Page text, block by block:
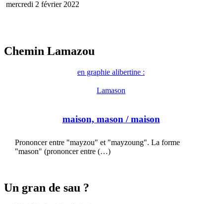
mercredi 2 février 2022
Chemin Lamazou
en graphie alibertine :
Lamason
maison, mason / maison
Prononcer entre "mayzou" et "mayzoung". La forme
"mason" (prononcer entre (…)
Un gran de sau ?